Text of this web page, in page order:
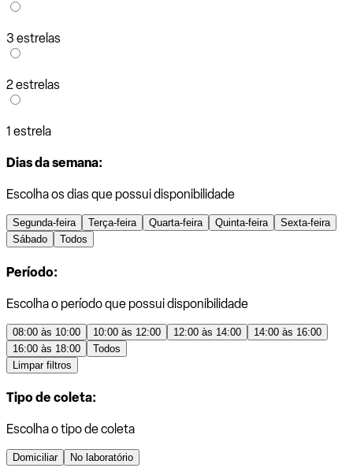
3 estrelas
2 estrelas
1 estrela
Dias da semana:
Escolha os dias que possui disponibilidade
Segunda-feira Terça-feira Quarta-feira Quinta-feira
Sexta-feira
Sábado
Todos
Período:
Escolha o período que possui disponibilidade
08:00 às 10:00 10:00 às 12:00 12:00 às 14:00
14:00 às 16:00
16:00 às 18:00
Todos
Limpar filtros
Tipo de coleta:
Escolha o tipo de coleta
Domiciliar No laboratório